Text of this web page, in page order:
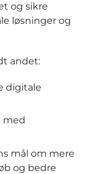
og sikre
løsninger og
andet:
digitale
med
mål om mere
og bedre